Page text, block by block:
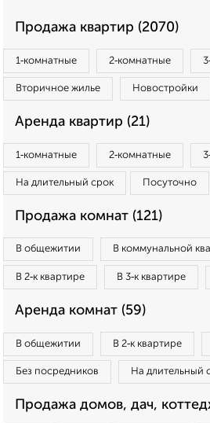
Продажа квартир (2070)
1‑комнатные 2‑комнатные
Вторичное жилье Новостройки
Аренда квартир (21)
1‑комнатные 2‑комнатные
На длительный срок Посуточно
Продажа комнат (121)
В общежитии В коммунальной
В 2‑к квартире В 3‑к квартире
Аренда комнат (59)
В общежитии В 2‑к квартире
Без посредников На длительный
Продажа домов, дач,